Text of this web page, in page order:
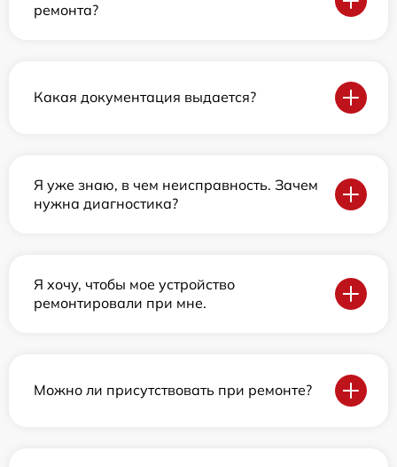
ремонта?
Какая документация выдается?
Я уже знаю, в чем неисправность. Зачем
нужна диагностика?
Я хочу, чтобы мое устройство
ремонтировали при мне.
Можно ли присутствовать при ремонте?